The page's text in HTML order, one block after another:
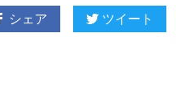
シェア ツイート